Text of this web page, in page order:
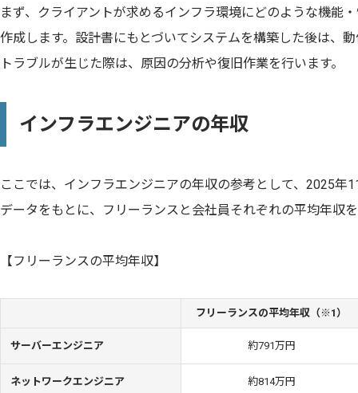
まず、クライアントが求めるインフラ環境にどのような機能
作成します。設計書にもとづいてシステムを構築した後は、
トラブルが生じた際は、原因の分析や復旧作業を行います。
インフラエンジニアの年収
ここでは、インフラエンジニアの年収の参考として、2025年
データをもとに、フリーランスと会社員それぞれの平均年収
【フリーランスの平均年収】
フリーランスの平均年収（※1）
サーバーエンジニア 約791万円
ネットワークエンジニア 約814万円